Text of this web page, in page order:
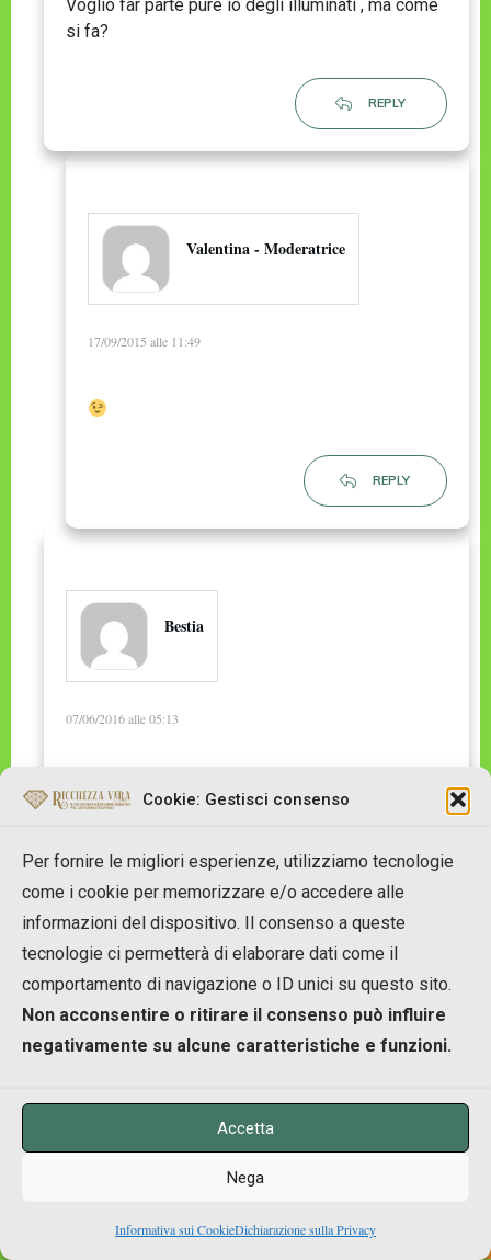
Cookie: Gestisci consenso
Per fornire le migliori esperienze, utilizziamo tecnologie
come i cookie per memorizzare e/o accedere alle
informazioni del dispositivo. Il consenso a queste
tecnologie ci permetterà di elaborare dati come il
comportamento di navigazione o ID unici su questo sito.
Non acconsentire o ritirare il consenso può influire
negativamente su alcune caratteristiche e funzioni.
Accetta
Nega
Informativa sui CookieDichiarazione sulla Privacy
Voglio far parte pure io degli illuminati , ma come
si fa?
REPLY
Valentina - Moderatrice
17/09/2015 alle 11:49
REPLY
Bestia
07/06/2016 alle 05:13
Sarei interessato a conoscere questo mondo e
fare parte.
REPLY
Lascia perdere… è solo spam.